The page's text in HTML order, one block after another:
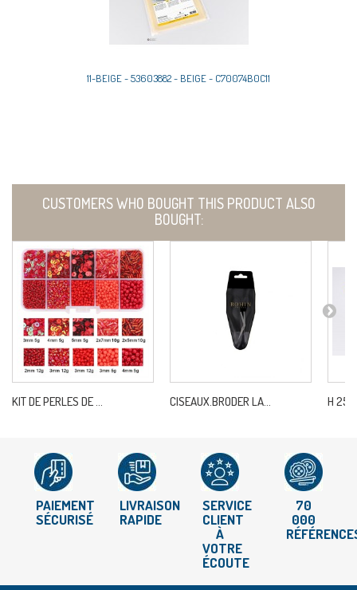
11-BEIGE - 53603882 - BEIGE - C70074B0C11
CUSTOMERS WHO BOUGHT THIS PRODUCT ALSO
BOUGHT:
KIT DE PERLES DE ... CISEAUX.BRODER LA... H 250
PAIEMENT
SÉCURISÉ
LIVRAISON
RAPIDE
SERVICE
CLIENT
À
VOTRE
ÉCOUTE
70
000